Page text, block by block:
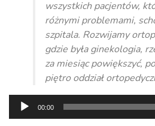
wszystkich pacjentów,
różnymi problemami,
szpitala. Rozwijamy
gdzie była ginekologia,
za miesiąc powiększyć,
piętro oddział
Odtwarzacz
plików
00:00